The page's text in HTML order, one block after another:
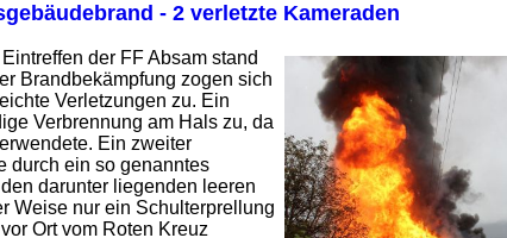
- 2 verletzte Kameraden
der FF Absam stand
Brandbekämpfung zogen sich
Verletzungen zu. Ein
Verbrennung am Hals zu, da
Ein zweiter
durch ein so genanntes
darunter liegenden leeren
Weise nur ein Schulterprellung
Ort vom Roten Kreuz